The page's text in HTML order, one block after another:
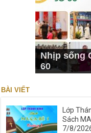
Nhịp sống
60
BÀI VIẾT
Lớp
Sách
7/8/